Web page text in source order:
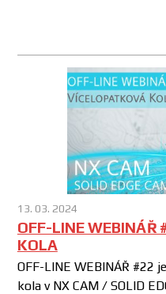
13. 03. 2024
OFF-LINE WEBINÁŘ
KOLA
OFF-LINE WEBINÁŘ #22
kola v NX CAM / SOLID